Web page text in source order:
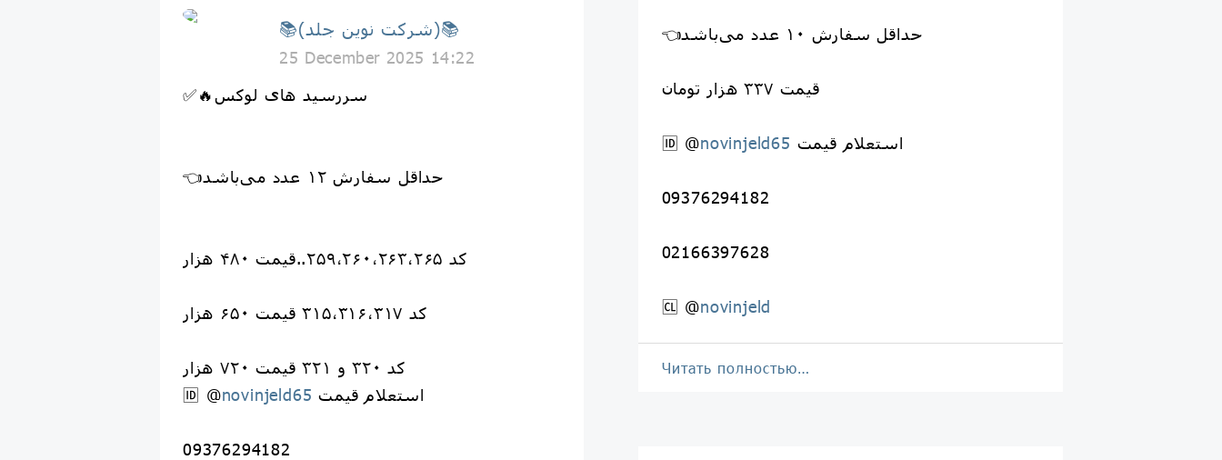
📚(شرکت نوین جلد)📚
25 December 2025 14:22
✅🔥سررسید های لوکس
👈حداقل سفارش ۱۲ عدد می‌باشد
کد ۲۵۹،۲۶۰،۲۶۳،۲۶۵..قیمت ۴۸۰ هزار
کد ۳۱۵،۳۱۶،۳۱۷ قیمت ۶۵۰ هزار
کد ۳۲۰ و ۳۲۱ قیمت ۷۲۰ هزار
🆔 @novinjeld65 استعلام قیمت
09376294182
👈حداقل سفارش ۱۰ عدد می‌باشد
قیمت ۳۳۷ هزار تومان
🆔 @novinjeld65 استعلام قیمت
09376294182
02166397628
🆑 @novinjeld
Читать полностью…